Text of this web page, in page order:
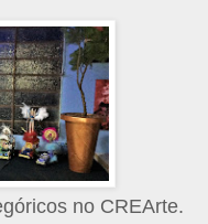
no CREArte.